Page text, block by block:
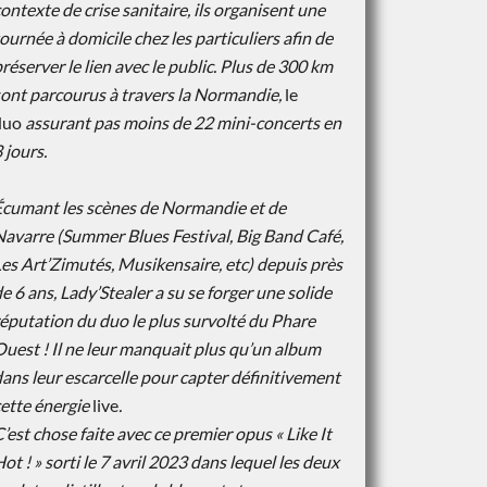
de crise sanitaire, ils organisent une
à domicile chez les particuliers afin de
le lien avec le public. Plus de 300 km
parcourus à travers la Normandie, le
assurant pas moins de 22 mini-concerts en
jours.
les scènes de Normandie et de
(Summer Blues Festival, Big BandCafé,
Art’Zimutés, Musikensaire, etc) depuis près
6 ans, Lady’Stealer a su seforger une solide
du duo le plus survolté du Phare
! Il ne leur manquaitplus qu’un album
leur escarcelle pour capter définitivement
énergielive.
chose faite avec ce premier opus « Like It
! » sorti le 7 avril 2023 dans lequelles deux